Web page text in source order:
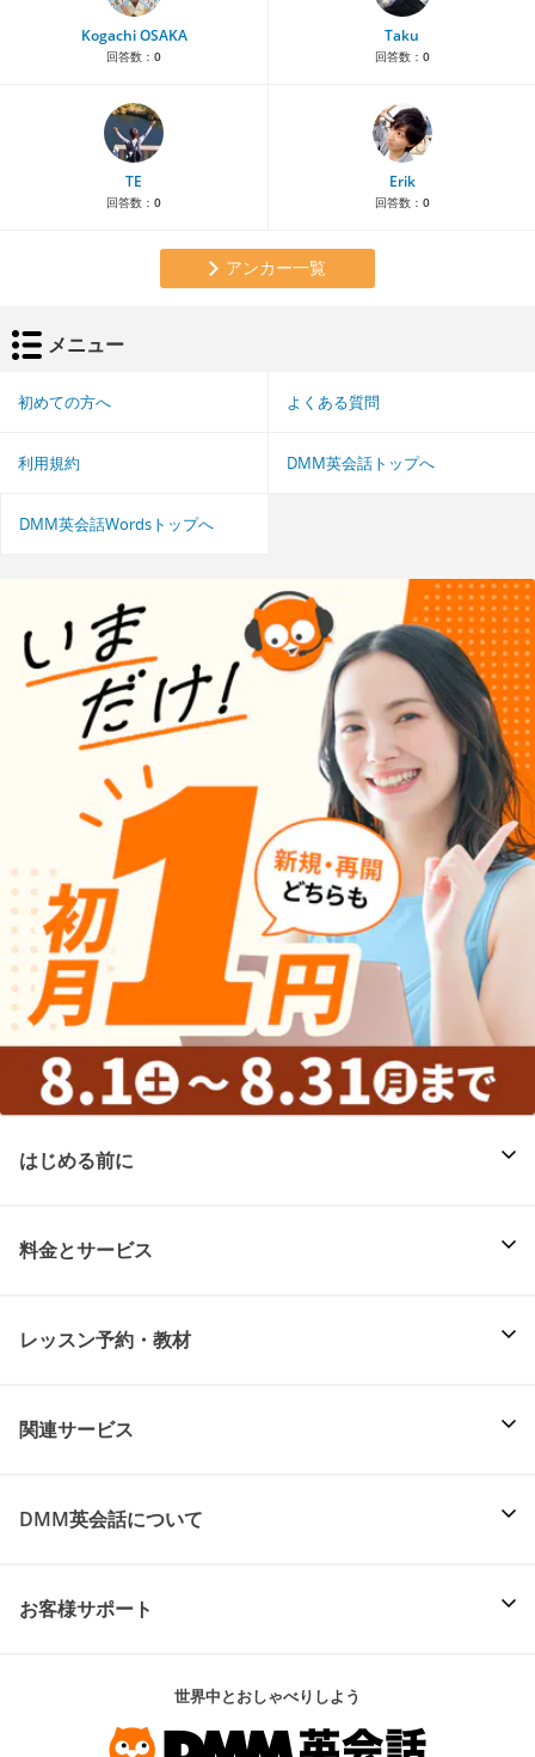
Kogachi OSAKA
回答数： 0
Taku
回答数： 0
TE
回答数： 0
Erik
回答数： 0
アンカー一覧
メニュー
初めての方へ よくある質問
利用規約 DMM英会話トップへ
DMM英会話Wordsトップへ
はじめる前に
料金とサービス
レッスン予約・教材
関連サービス
DMM英会話について
お客様サポート
世界中とおしゃべりしよう